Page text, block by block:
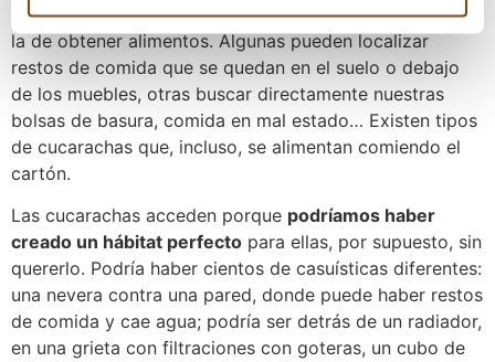
encontrar un lugar adecuado para sus necesidades, es
la de obtener alimentos. Algunas pueden localizar
restos de comida que se quedan en el suelo o debajo
de los muebles, otras buscar directamente nuestras
bolsas de basura, comida en mal estado… Existen tipos
de cucarachas que, incluso, se alimentan comiendo el
cartón.
Las cucarachas acceden porque podríamos haber
creado un hábitat perfecto para ellas, por supuesto, sin
quererlo. Podría haber cientos de casuísticas diferentes:
una nevera contra una pared, donde puede haber restos
de comida y cae agua; podría ser detrás de un radiador,
en una grieta con filtraciones con goteras, un cubo de